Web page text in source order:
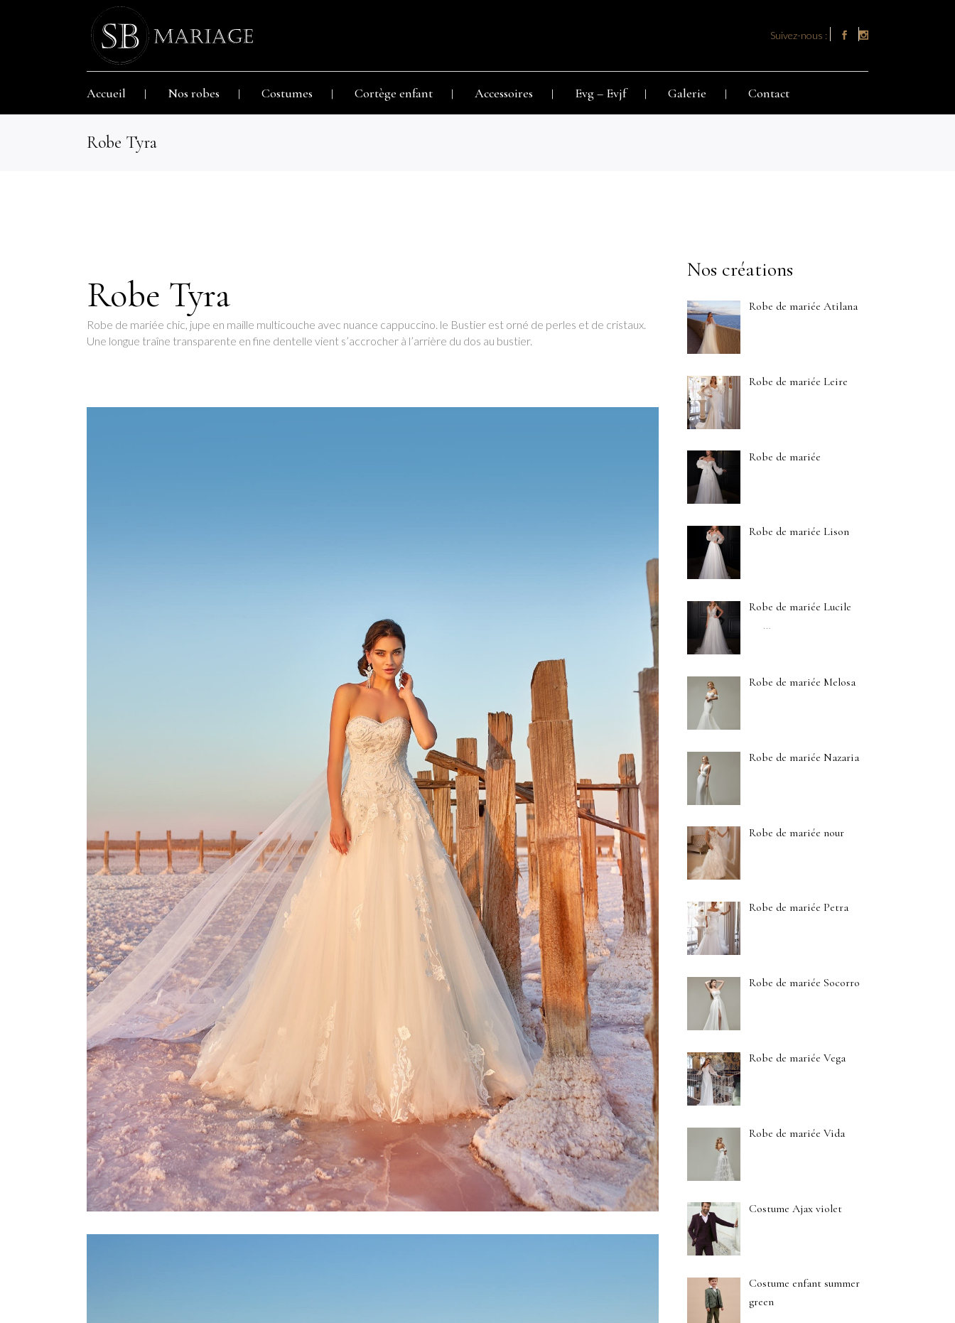
Suivez-nous :
Accueil Nos robes Costumes Cortège enfant Accessoires Evg – Evjf Galerie Contact
Robe Tyra
Robe Tyra
Robe de mariée chic, jupe en maille multicouche avec nuance cappuccino. le Bustier est orné de perles et de cristaux.
Une longue traîne transparente en fine dentelle vient s’accrocher à l’arrière du dos au bustier.
Nos créations
Robe de mariée Atilana
Robe de mariée Leire
Robe de mariée
Robe de mariée Lison
Robe de mariée Lucile
…
Robe de mariée Melosa
Robe de mariée Nazaria
Robe de mariée nour
Robe de mariée Petra
Robe de mariée Socorro
Robe de mariée Vega
Robe de mariée Vida
Costume Ajax violet
Costume enfant summer
green